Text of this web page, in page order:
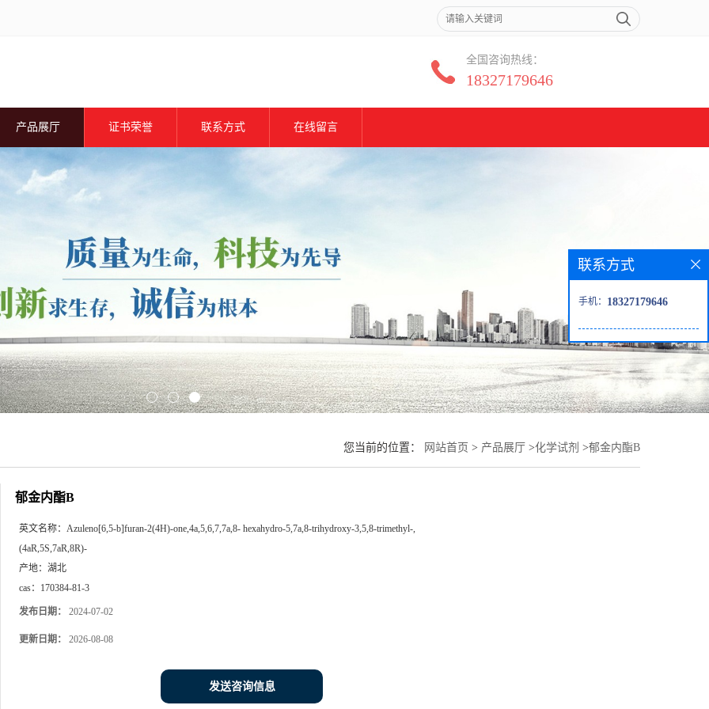
全国咨询热线：
18327179646
产品展厅 证书荣誉 联系方式 在线留言
您当前的位置： 网站首页 > 产品展厅 >化学试剂 >郁金内酯B
郁金内酯B
英文名称： Azuleno[6,5-b]furan-2(4H)-one,4a,5,6,7,7a,8- hexahydro-5,7a,8-trihydroxy-3,5,8-trimethyl-,
(4aR,5S,7aR,8R)-
产地： 湖北
cas： 170384-81-3
发布日期： 2024-07-02
更新日期： 2026-08-08
发送咨询信息
联系方式
手机： 18327179646